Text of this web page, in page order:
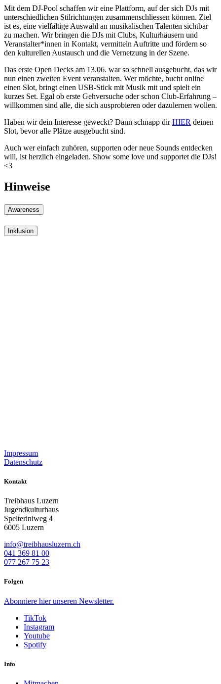
Mit dem DJ-Pool schaffen wir eine Plattform, auf der sich DJs mit
unterschiedlichen Stilrichtungen zusammenschliessen können. Ziel
ist es, eine vielfältige Auswahl an musikalischen Talenten sichtbar
zu machen. Wir bringen die DJs mit Clubs, Kulturhäusern und
Veranstalter*innen in Kontakt, vermitteln Auftritte und fördern so
den kulturellen Austausch und die Vernetzung in der Szene.
Das erste Open Decks am 13.06. war so schnell ausgebucht, das wir
nun einen zweiten Event veranstalten. Wer möchte, bucht online
einen Slot, bringt einen USB-Stick mit Musik mit und spielt ein
kurzes Set. Egal ob erste Gehversuche oder schon Club-Erfahrung –
willkommen sind alle, die sich ausprobieren oder dazulernen wollen.
Haben wir dein Interesse geweckt? Dann schnapp dirHIER deinen
Slot, bevor alle Plätze ausgebucht sind.
Auch wer einfach zuhören, supporten oder neue Sounds entdecken
will, ist herzlich eingeladen. Show some love und supportet die DJs!
<3
Hinweise
Awareness
Inklusion
Impressum
Datenschutz
Kontakt
Treibhaus Luzern
Jugendkulturhaus
Spelteriniweg 4
6005 Luzern
info@treibhausluzern.ch
041 369 81 00
077 267 75 23
Folgen
Abonniere hierunseren Newsletter.
TikTok
Instagram
Youtube
Spotify
Info